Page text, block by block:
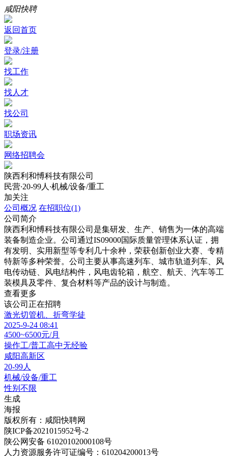
咸阳快聘
返回首页
登录/注册
找工作
找人才
找公司
职场资讯
网络招聘会
陕西利和愽科技有限公司
民营·20-99人 ·机械/设备/重工
加关注
公司概况 在招职位(1)
公司简介
陕西利和愽科技有限公司是集研发、生产、销售为一体的高端
装备制造企业。公司通过IS09000国际质量管理体系认证，拥
有发明、实用新型等专利几十余种，荣获创新创业大赛、专精
特新等多种荣誉。公司主要从事高速列车、城市轨道列车、风
电传动链、风电结构件，风电齿轮箱，航空、航天、汽车等工
装模具及零件、复合材料等产品的设计与制造。
查看更多
该公司正在招聘
激光切管机、折弯学徒
2025-9-24 08:41
4500~6500元/月
操作工/普工高中无经验
咸阳高新区
20-99人
机械/设备/重工
性别不限
生成
海报
版权所有：咸阳快聘网
陕ICP备2021015952号-2
陕公网安备 61020102000108号
人力资源服务许可证编号：610204200013号